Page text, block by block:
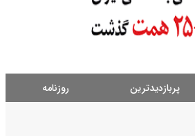
پربازدیدترین روزنامه